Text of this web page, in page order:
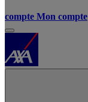
compte Mon compte